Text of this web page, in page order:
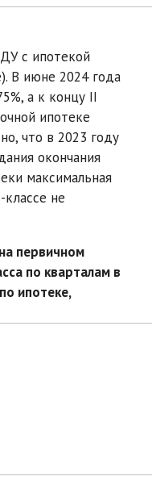
с ипотекой
В июне 2024 года
а к концу II
ипотеке
что в 2023 году
окончания
максимальная
не
первичном
по кварталам в
ипотеке,